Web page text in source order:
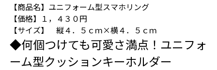
【商品名】ユニフォーム型スマホリング
【価格】１，４３０円
【サイズ】 縦４．５ｃｍ×横４．５ｃｍ
◆何個つけても可愛さ満点！ユニフォ
ーム型クッションキーホルダー